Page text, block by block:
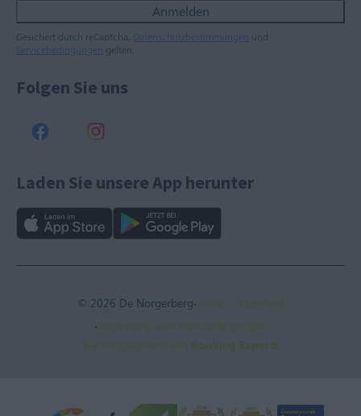
Anmelden
Gesichert durch reCaptcha, Datenschutzbestimmungen und
Servicebedingungen gelten.
Folgen Sie uns
Laden Sie unsere App herunter
© 2026 De Norgerberg·Privacy statement
·Allgemeine Geschäftsbedingungen
Buchungssystem von Booking Experts